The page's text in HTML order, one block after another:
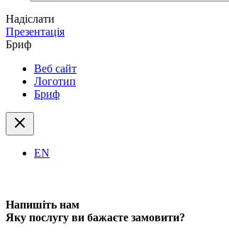
Надіслати
Презентація
Бриф
Веб сайт
Логотип
Бриф
EN
Напишіть нам
Яку послугу ви бажаєте замовити?